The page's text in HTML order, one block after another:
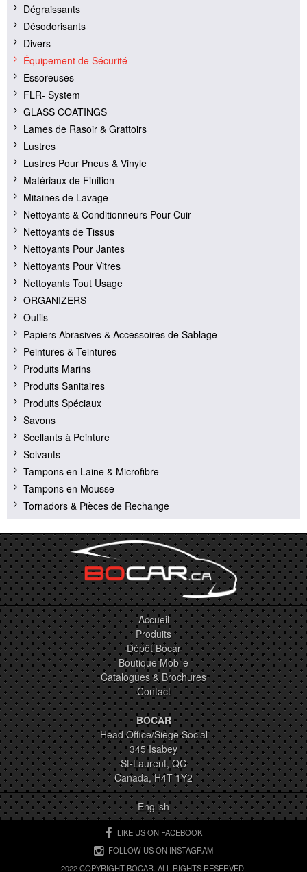
Dégraissants
Désodorisants
Divers
Équipement de Sécurité
Essoreuses
FLR- System
GLASS COATINGS
Lames de Rasoir & Grattoirs
Lustres
Lustres Pour Pneus & Vinyle
Matériaux de Finition
Mitaines de Lavage
Nettoyants & Conditionneurs Pour Cuir
Nettoyants de Tissus
Nettoyants Pour Jantes
Nettoyants Pour Vitres
Nettoyants Tout Usage
ORGANIZERS
Outils
Papiers Abrasives & Accessoires de Sablage
Peintures & Teintures
Produits Marins
Produits Sanitaires
Produits Spéciaux
Savons
Scellants à Peinture
Solvants
Tampons en Laine & Microfibre
Tampons en Mousse
Tornadors & Pièces de Rechange
Accueil
Produits
Dépôt Bocar
Boutique Mobile
Catalogues & Brochures
Contact
BOCAR
Head Office/Siège Social
345 Isabey
St-Laurent, QC
Canada, H4T 1Y2
English
LIKE US ON FACEBOOK
FOLLOW US ON INSTAGRAM
2022 COPYRIGHT BOCAR. ALL RIGHTS RESERVED.